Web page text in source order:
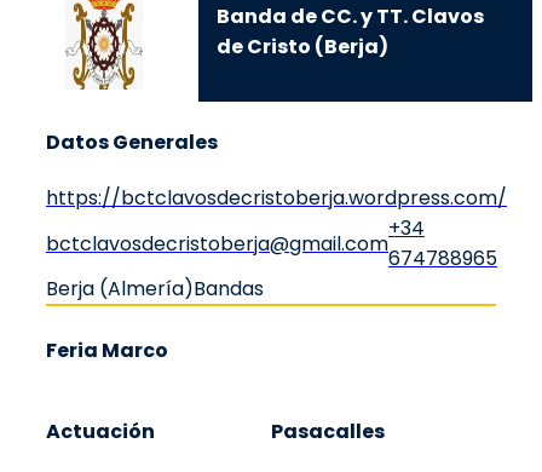
Banda de CC. y TT. Clavos
de Cristo (Berja)
Datos Generales
https://bctclavosdecristoberja.wordpress.com/
bctclavosdecristoberja@gmail.com
+34
674788965
Berja (Almería)Bandas
Feria Marco
Actuación Pasacalles